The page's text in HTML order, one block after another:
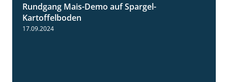
Rundgang Mais-Demo auf Spargel-
Kartoffelboden
17.09.2024